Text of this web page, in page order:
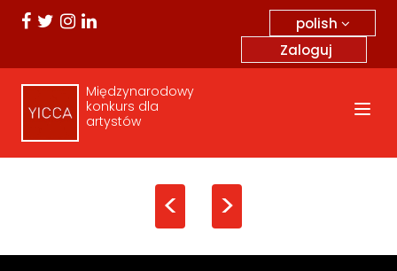
polish
Zaloguj
Międzynarodowy
konkurs dla
artystów
< >